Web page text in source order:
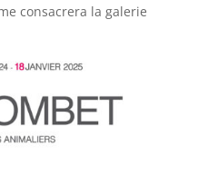
consacrera la galerie